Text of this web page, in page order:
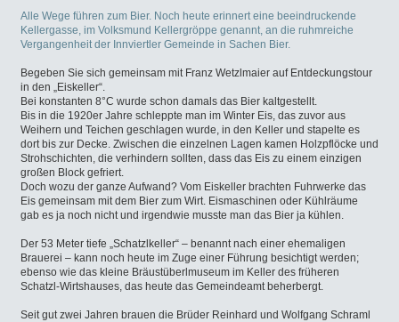
Alle Wege führen zum Bier. Noch heute erinnert eine beeindruckende
Kellergasse, im Volksmund Kellergröppe genannt, an die ruhmreiche
Vergangenheit der Innviertler Gemeinde in Sachen Bier.
Begeben Sie sich gemeinsam mit Franz Wetzlmaier auf Entdeckungstour
in den „Eiskeller“.
Bei konstanten 8°C wurde schon damals das Bier kaltgestellt.
Bis in die 1920er Jahre schleppte man im Winter Eis, das zuvor aus
Weihern und Teichen geschlagen wurde, in den Keller und stapelte es
dort bis zur Decke. Zwischen die einzelnen Lagen kamen Holzpflöcke und
Strohschichten, die verhindern sollten, dass das Eis zu einem einzigen
großen Block gefriert.
Doch wozu der ganze Aufwand? Vom Eiskeller brachten Fuhrwerke das
Eis gemeinsam mit dem Bier zum Wirt. Eismaschinen oder Kühlräume
gab es ja noch nicht und irgendwie musste man das Bier ja kühlen.
Der 53 Meter tiefe „Schatzlkeller“ – benannt nach einer ehemaligen
Brauerei – kann noch heute im Zuge einer Führung besichtigt werden;
ebenso wie das kleine Bräustüberlmuseum im Keller des früheren
Schatzl-Wirtshauses, das heute das Gemeindeamt beherbergt.
Seit gut zwei Jahren brauen die Brüder Reinhard und Wolfgang Schraml